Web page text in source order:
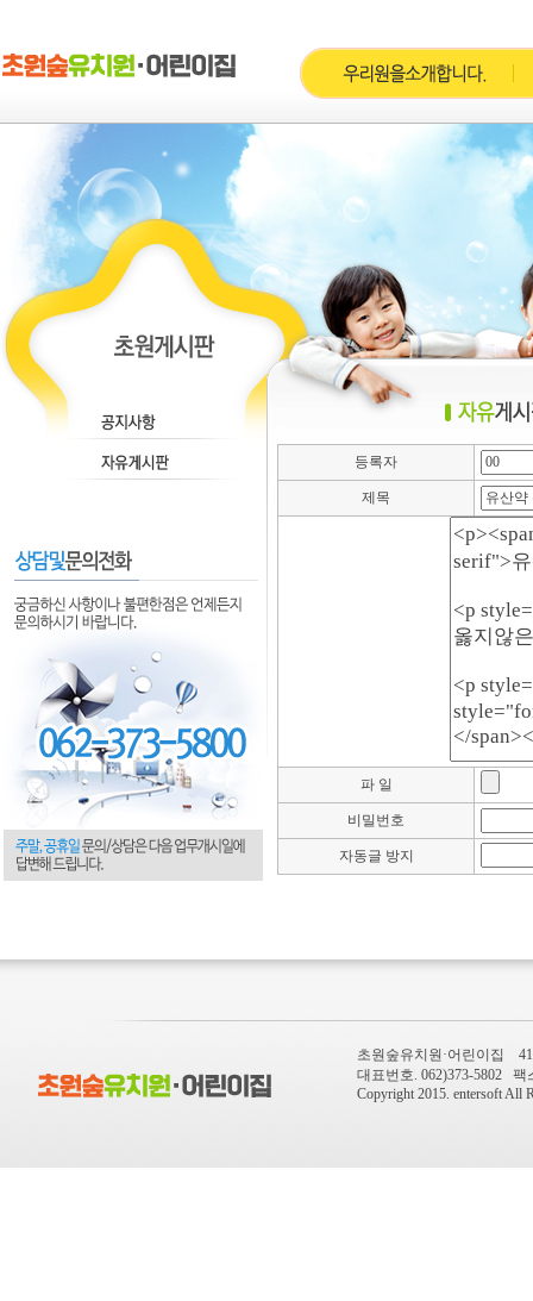
등록자
제목
파 일
비밀번호
자동글 방지
초원숲유치원·어린이집
대표번호. 062)373-5802 팩
Copyright 2015. entersoftAll